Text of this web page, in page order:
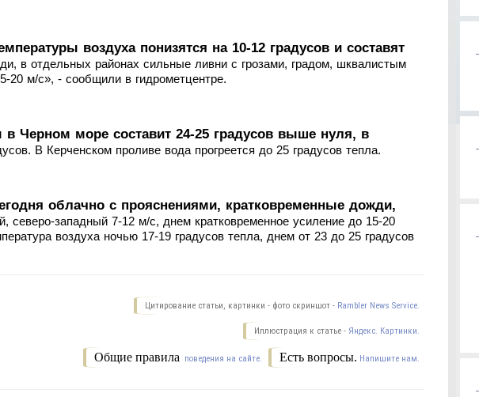
воздуха понизятся на 10-12 градусов и составят
в отдельных районах сильные ливни с грозами, градом, шквалистым
20 м/с», - сообщили в гидрометцентре.
в Черном море составит 24-25 градусов выше нуля, в
В Керченском проливе вода прогреется до 25 градусов тепла.
облачно с прояснениями, кратковременные дожди,
северо-западный 7-12 м/с, днем кратковременное усиление до 15-20
воздуха ночью 17-19 градусов тепла, днем от 23 до 25 градусов
Цитирование статьи, картинки - фото скриншот - Rambler News Service.
Иллюстрация к статье - Яндекс. Картинки.
Есть вопросы. Напишите нам.
Общие правила поведения на сайте.